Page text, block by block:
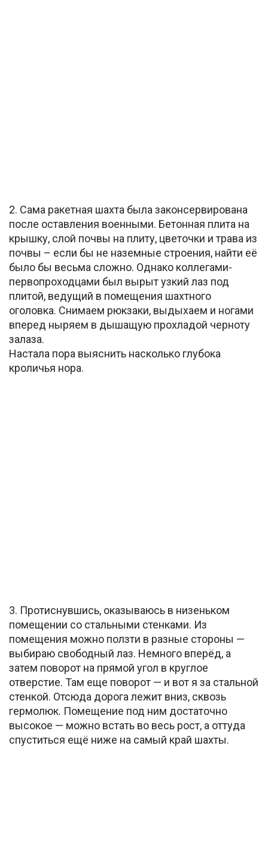
2. Сама ракетная шахта была законсервирована
после оставления военными. Бетонная плита на
крышку, слой почвы на плиту, цветочки и трава из
почвы – если бы не наземные строения, найти её
было бы весьма сложно. Однако коллегами-
первопроходцами был вырыт узкий лаз под
плитой, ведущий в помещения шахтного
оголовка. Снимаем рюкзаки, выдыхаем и ногами
вперед ныряем в дышащую прохладой черноту
залаза.
Настала пора выяснить насколько глубока
кроличья нора.
3. Протиснувшись, оказываюсь в низеньком
помещении со стальными стенками. Из
помещения можно ползти в разные стороны —
выбираю свободный лаз. Немного вперёд, а
затем поворот на прямой угол в круглое
отверстие. Там еще поворот — и вот я за стальной
стенкой. Отсюда дорога лежит вниз, сквозь
гермолюк. Помещение под ним достаточно
высокое — можно встать во весь рост, а оттуда
спуститься ещё ниже на самый край шахты.